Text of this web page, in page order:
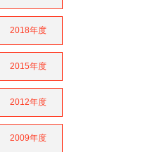
2018年度
2015年度
2012年度
2009年度